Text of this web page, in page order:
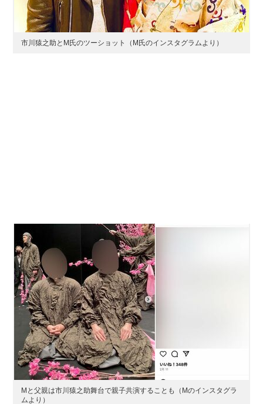
市川猿之助とM氏のツーショット（M氏のインスタグラムより）
Mと父親は市川猿之助舞台で親子共演することも（Mのインスタグラ
ムより）